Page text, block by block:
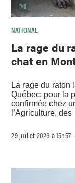
NATIONAL
La rage du
chat en
La rage du raton
Québec: pour la
confirmée chez
l’Agriculture, des
29 juillet 2026 à 15h57